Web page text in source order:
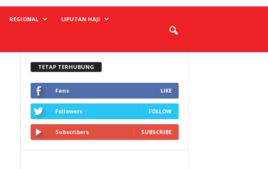
REGIONAL LIPUTAN HAJI
TETAP TERHUBUNG
Fans LIKE
Followers FOLLOW
Subscribers SUBSCRIBE